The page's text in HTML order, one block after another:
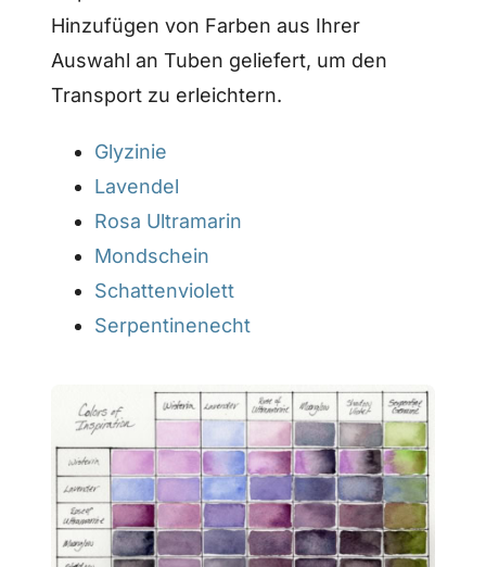
Hinzufügen von Farben aus Ihrer
Auswahl an Tuben geliefert, um den
Transport zu erleichtern.
Glyzinie
Lavendel
Rosa Ultramarin
Mondschein
Schattenviolett
Serpentinenecht